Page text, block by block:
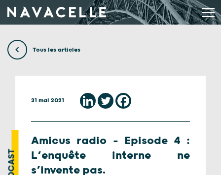
Tous les articles
31 mai 2021
Amicus radio – Episode 4 :
L’enquête interne ne
s’invente pas.